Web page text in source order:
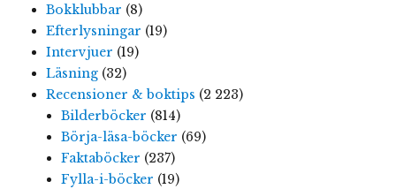
Bokklubbar (8)
Efterlysningar (19)
Intervjuer (19)
Läsning(32)
Recensioner & boktips (2 223)
Bilderböcker (814)
Börja-läsa-böcker (69)
Faktaböcker (237)
Fylla-i-böcker (19)